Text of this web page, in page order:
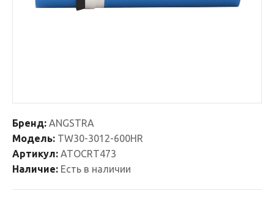
Бренд: ANGSTRA
Модель: TW30-3012-600HR
Артикул: ATOCRT473
Наличие: Есть в наличии